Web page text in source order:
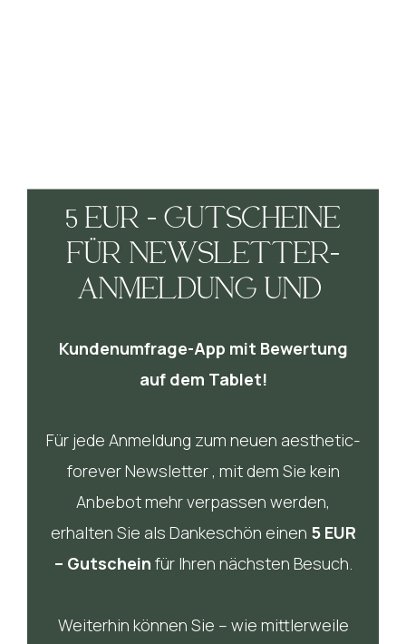
5 EUR - GUTSCHEINE
FÜR NEWSLETTER-
ANMELDUNG UND
Kundenumfrage-App mit Bewertung
auf dem Tablet!
Für jede Anmeldung zum neuen aesthetic-
forever Newsletter , mit dem Sie kein
Anbebot mehr verpassen werden,
erhalten Sie als Dankeschön einen 5 EUR
– Gutschein für Ihren nächsten Besuch.
Weiterhin können Sie – wie mittlerweile